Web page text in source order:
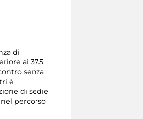
di
ai 37.5
senza
è
di sedie
percorso